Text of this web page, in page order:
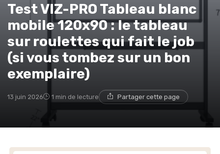
Test VIZ-PRO Tableau blanc
mobile 120x90 : le tableau
sur roulettes qui fait le job
(si vous tombez sur un bon
exemplaire)
13 juin 2026 1 min de lecture Partager cette page